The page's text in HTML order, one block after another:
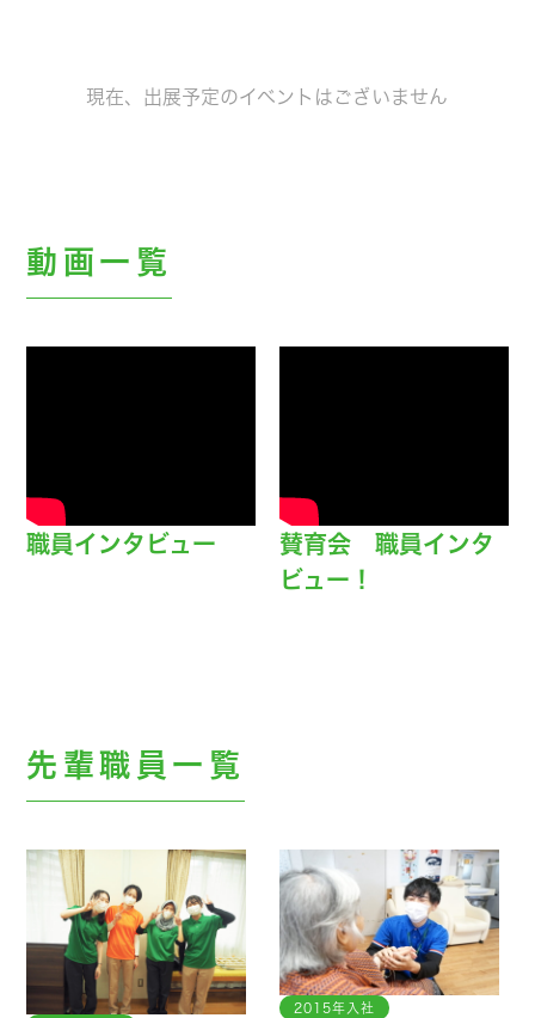
現在、出展予定のイベントはございません
動画一覧
職員インタビュー
賛育会 職員インタ
ビュー！
先輩職員一覧
2015年入社